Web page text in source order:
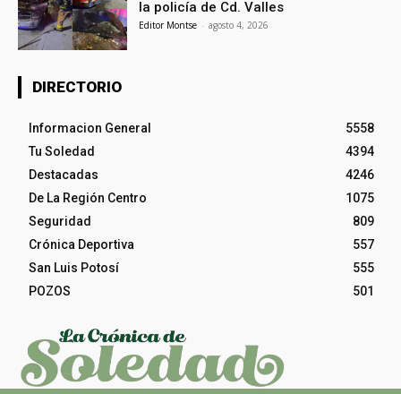
la policía de Cd. Valles
Editor Montse - agosto 4, 2026
DIRECTORIO
Informacion General
5558
Tu Soledad
4394
Destacadas
4246
De La Región Centro
1075
Seguridad
809
Crónica Deportiva
557
San Luis Potosí
555
POZOS
501